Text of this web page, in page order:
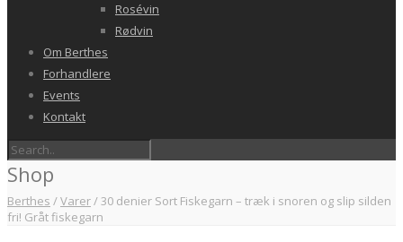
Rosévin
Rødvin
Om Berthes
Forhandlere
Events
Kontakt
Shop
Berthes /Varer/30 denier Sort Fiskegarn – træk i snoren og slip silden
fri! Gråt fiskegarn